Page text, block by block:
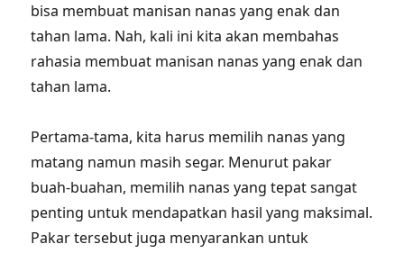
bisa membuat manisan nanas yang enak dan
tahan lama. Nah, kali ini kita akan membahas
rahasia membuat manisan nanas yang enak dan
tahan lama.
Pertama-tama, kita harus memilih nanas yang
matang namun masih segar. Menurut pakar
buah-buahan, memilih nanas yang tepat sangat
penting untuk mendapatkan hasil yang maksimal.
Pakar tersebut juga menyarankan untuk